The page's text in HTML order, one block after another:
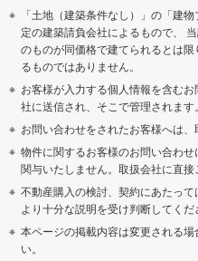
「土地（建築条件なし）」の「建
定の建築請負会社によるもので、
のものが同価格で建てられるとは
るものではありません。
お客様が入力する個人情報を含む
社に送信され、そこで管理されます。
お問い合わせをされたお客様へは、
物件に関するお客様のお問い合わ
関与いたしません。取扱会社に直接
不動産購入の検討、契約にあたっ
より十分な説明を受け判断してくだ
本ページの掲載内容は変更される
い。